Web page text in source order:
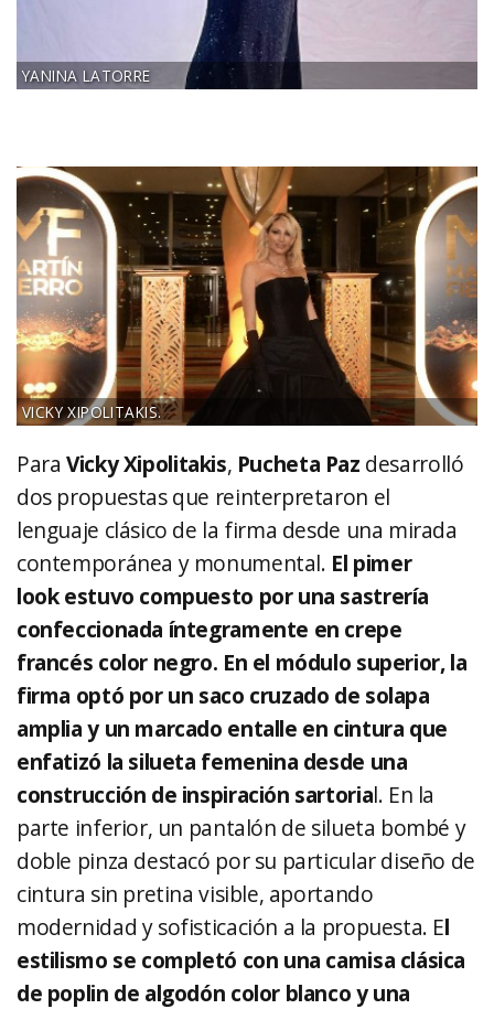
YANINA LATORRE
VICKY XIPOLITAKIS.
ParaVickyXipolitakis, Pucheta Paz desarrolló
dos propuestas que reinterpretaron el
lenguaje clásico de la firma desde una mirada
contemporánea y monumental. El pimer
look estuvo compuesto por una sastrería
confeccionada íntegramente en crepe
francés color negro. En el módulo superior, la
firma optó por un saco cruzado de solapa
amplia y un marcado entalle en cintura que
enfatizó la silueta femenina desde una
construcción de inspiración sartorial. En la
parte inferior, un pantalón de silueta bombé y
doble pinza destacó por su particular diseño de
cintura sin pretina visible, aportando
modernidad y sofisticación a la propuesta. El
estilismo se completó con una camisa clásica
de poplin de algodón color blanco y una